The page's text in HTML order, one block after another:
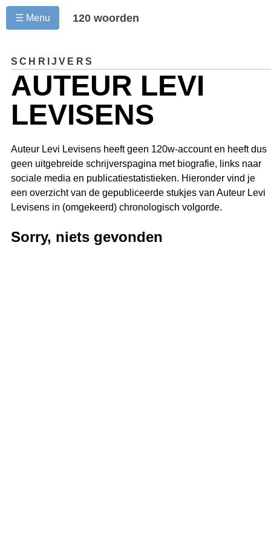
☰ Menu 120 woorden
SCHRIJVERS
AUTEUR LEVI
LEVISENS
Auteur Levi Levisens heeft geen 120w-account en heeft dus
geen uitgebreide schrijverspagina met biografie, links naar
sociale media en publicatiestatistieken. Hieronder vind je
een overzicht van de gepubliceerde stukjes van Auteur Levi
Levisens in (omgekeerd) chronologisch volgorde.
Sorry, niets gevonden